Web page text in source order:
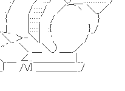
/:::::/ ／⌒ヽ ＼_／
l{ { |:::::;′/ }
.｣_ |:::::| :{ }_/
‐＼| ', /
＼_〉＿_,／
＿＿＿＿_|__
＿＿＿＿__/